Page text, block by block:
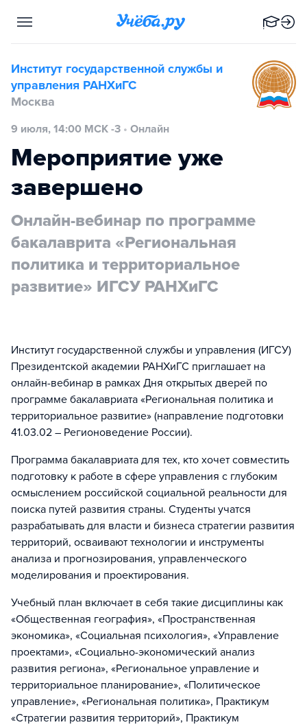
Институт государственной службы и
управления РАНХиГС
Москва
9 июля, 14:00 МСК -3 • Онлайн
Мероприятие уже
завершено
Онлайн-вебинар по программе
бакалаврита «Региональная
политика и территориальное
развитие» ИГСУ РАНХиГС
Институт государственной службы и управления (ИГСУ)
Президентской академии РАНХиГС приглашает на
онлайн-вебинар в рамках Дня открытых дверей по
программе бакалавриата «Региональная политика и
территориальное развитие» (направление подготовки
41.03.02 – Регионоведение России).
Программа бакалавриата для тех, кто хочет совместить
подготовку к работе в сфере управления с глубоким
осмыслением российской социальной реальности для
поиска путей развития страны. Студенты учатся
разрабатывать для власти и бизнеса стратегии развития
территорий, осваивают технологии и инструменты
анализа и прогнозирования, управленческого
моделирования и проектирования.
Учебный план включает в себя такие дисциплины как
«Общественная география», «Пространственная
экономика», «Социальная психология», «Управление
проектами», «Социально-экономический анализ
развития региона», «Региональное управление и
территориальное планирование», «Политическое
управление», «Региональная политика», Практикум
«Стратегии развития территорий», Практикум